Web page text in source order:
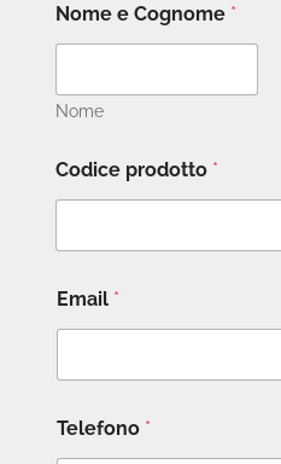
Nome e Cognome *
Nome
Codice prodotto *
Email *
Telefono *